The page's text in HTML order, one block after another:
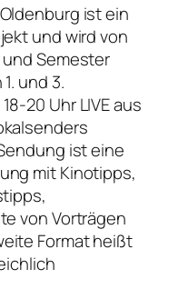
ist ein
und wird von
Semester
und 3.
20 Uhr LIVE aus
ist eine
mit Kinotipps,
von Vorträgen
Format heißt